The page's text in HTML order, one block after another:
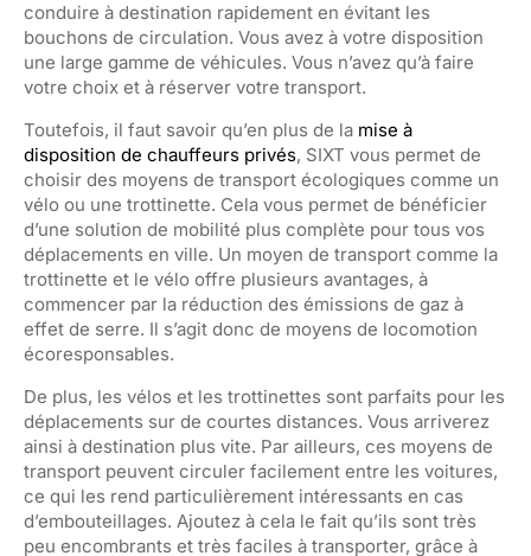
conduire à destination rapidement en évitant les
bouchons de circulation. Vous avez à votre disposition
une large gamme de véhicules. Vous n’avez qu’à faire
votre choix et à réserver votre transport.
Toutefois, il faut savoir qu’en plus de la mise à
disposition de chauffeurs privés, SIXT vous permet de
choisir des moyens de transport écologiques comme un
vélo ou une trottinette. Cela vous permet de bénéficier
d’une solution de mobilité plus complète pour tous vos
déplacements en ville. Un moyen de transport comme la
trottinette et le vélo offre plusieurs avantages, à
commencer par la réduction des émissions de gaz à
effet de serre. Il s’agit donc de moyens de locomotion
écoresponsables.
De plus, les vélos et les trottinettes sont parfaits pour les
déplacements sur de courtes distances. Vous arriverez
ainsi à destination plus vite. Par ailleurs, ces moyens de
transport peuvent circuler facilement entre les voitures,
ce qui les rend particulièrement intéressants en cas
d’embouteillages. Ajoutez à cela le fait qu’ils sont très
peu encombrants et très faciles à transporter, grâce à